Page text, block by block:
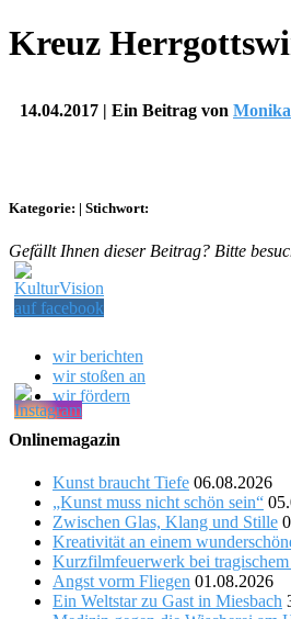
Kreuz
14.04.2017 | Ein Beitrag von
Kategorie: | Stichwort:
Gefällt Ihnen dieser Beitrag? Bitte
wir berichten
wir stoßen an
wir fördern
Onlinemagazin
Kunst braucht Tiefe 06.08.2026
„Kunst muss nicht schön sein“
Zwischen Glas, Klang und Stille
Kreativität an einem
Kurzfilmfeuerwerk bei tragischem
Angst vorm Fliegen 01.08.2026
Ein Weltstar zu Gast in Miesbach